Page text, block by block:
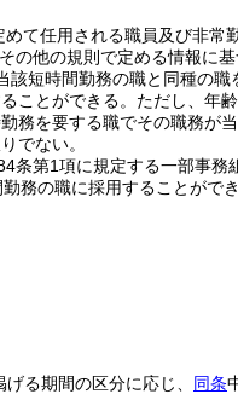
て任用される職員及び非常
の他の規則で定める情報に
短時間勤務の職と同種の職
ことができる。 ただし、年
務を要する職でその職務が
でない。
条第1項に規定する一部事務
務の職に採用することができ
る期間の区分に応じ、 同条